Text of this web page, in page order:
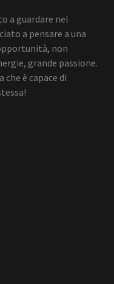
a guardare nel
a pensare a una
non
grande passione.
è capace di